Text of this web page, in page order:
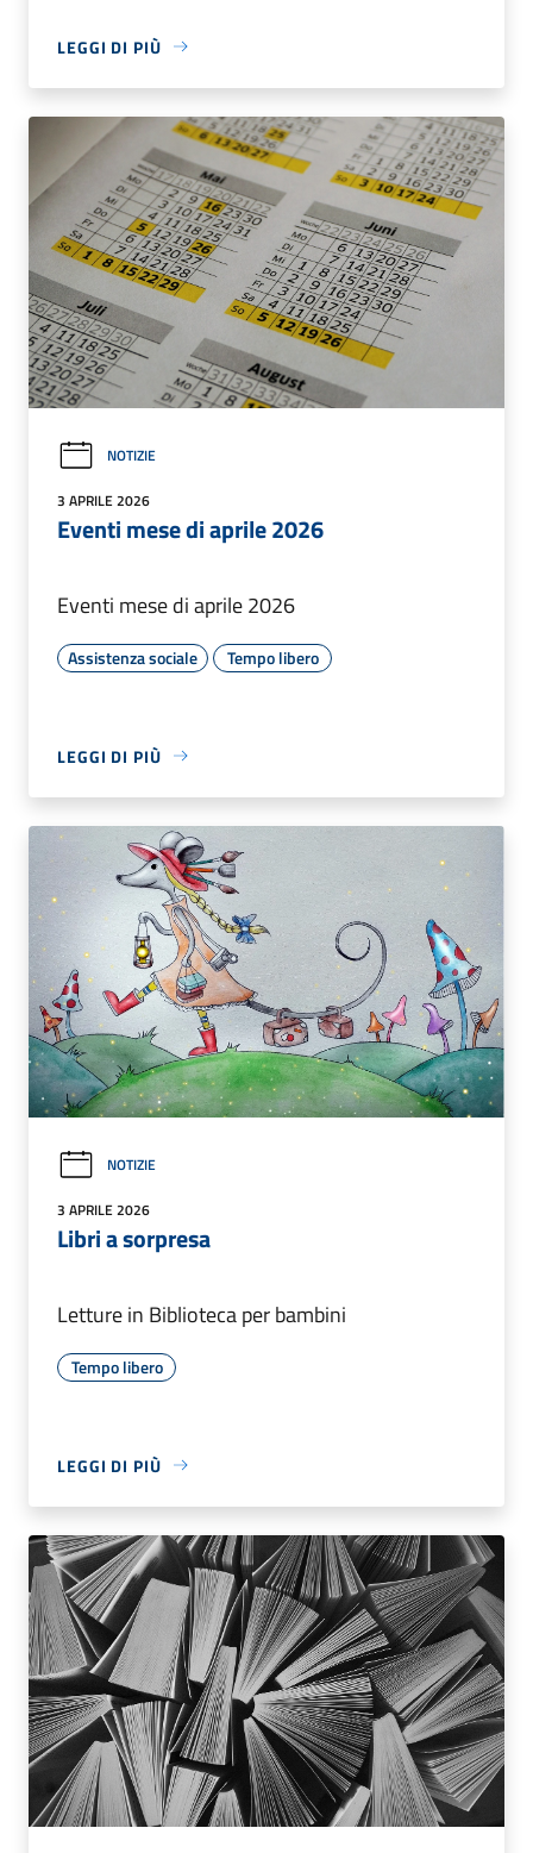
LEGGI DI PIÙ
NOTIZIE
3 APRILE 2026
Eventi mese di aprile 2026
Eventi mese di aprile 2026
Assistenza sociale Tempo libero
LEGGI DI PIÙ
NOTIZIE
3 APRILE 2026
Libri a sorpresa
Letture in Biblioteca per bambini
Tempo libero
LEGGI DI PIÙ